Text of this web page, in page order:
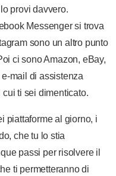
provi davvero.
Messenger si trova
sono un altro punto
ci sono Amazon, eBay,
e-mail di assistenza
ti sei dimenticato.
piattaforme al giorno, i
che tu lo stia
passi per risolvere il
ti permetteranno di